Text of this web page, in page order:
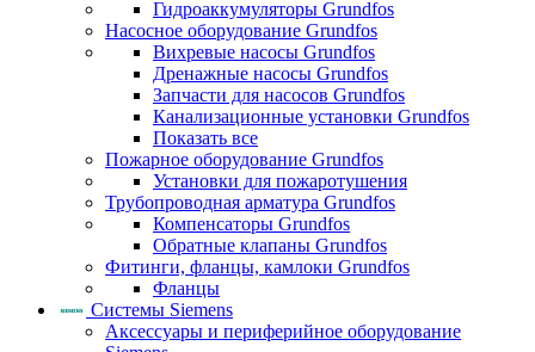
Гидроаккумуляторы Grundfos
Насосное оборудование Grundfos
Вихревые насосы Grundfos
Дренажные насосы Grundfos
Запчасти для насосов Grundfos
Канализационные установки Grundfos
Показать все
Пожарное оборудование Grundfos
Установки для пожаротушения
Трубопроводная арматура Grundfos
Компенсаторы Grundfos
Обратные клапаны Grundfos
Фитинги, фланцы, камлоки Grundfos
Фланцы
Системы Siemens
Аксессуары и периферийное оборудование